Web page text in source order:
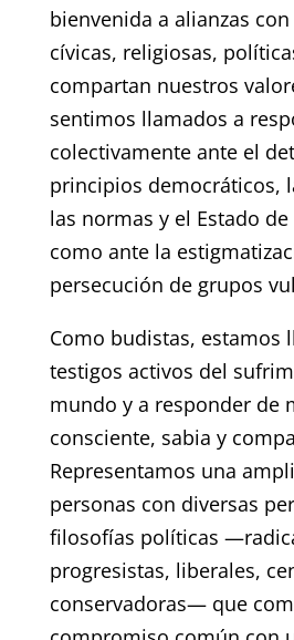
bienvenida a alianzas
cívicas, religiosas,
compartan nuestros
sentimos llamados a
colectivamente ante el
principios democráticos,
las normas y el Estado
como ante la
persecución de grupos
Como budistas, estamos
testigos activos del
mundo y a responder de
consciente, sabia y
Representamos una
personas con diversas
filosofías políticas
progresistas, liberales,
conservadoras— que